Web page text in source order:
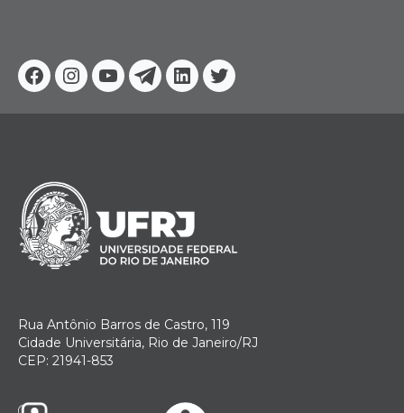
Facebook
Instagram
YoutubeTelegram
Linkedin
Twitter
Rua Antônio Barros de Castro, 119
Cidade Universitária, Rio de Janeiro/RJ
CEP: 21941-853